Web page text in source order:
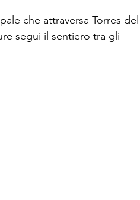
che attraversa Torres del
segui il sentiero tra gli